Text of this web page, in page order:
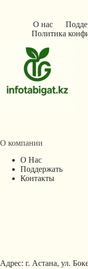
О нас
Политика
О компании
О Нас
Поддержать
Контакты
Адрес: г. Астана, ул.